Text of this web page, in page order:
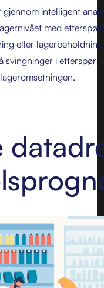
intelligent
med
eller
svingninger i